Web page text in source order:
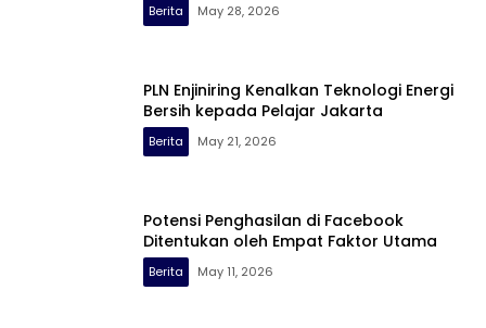
Berita May 28, 2026
PLN Enjiniring Kenalkan Teknologi Energi
Bersih kepada Pelajar Jakarta
Berita May 21, 2026
Potensi Penghasilan di Facebook
Ditentukan oleh Empat Faktor Utama
Berita May 11, 2026